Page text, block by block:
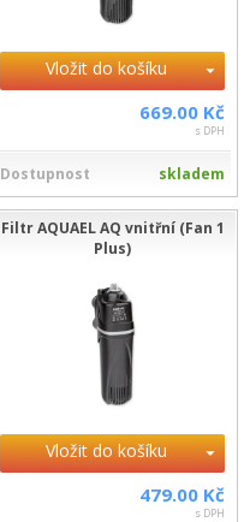
Vložit do košíku
669.00 Kč
s DPH
Dostupnost skladem
Filtr AQUAEL AQ vnitřní (Fan 1
Plus)
Vložit do košíku
479.00 Kč
s DPH